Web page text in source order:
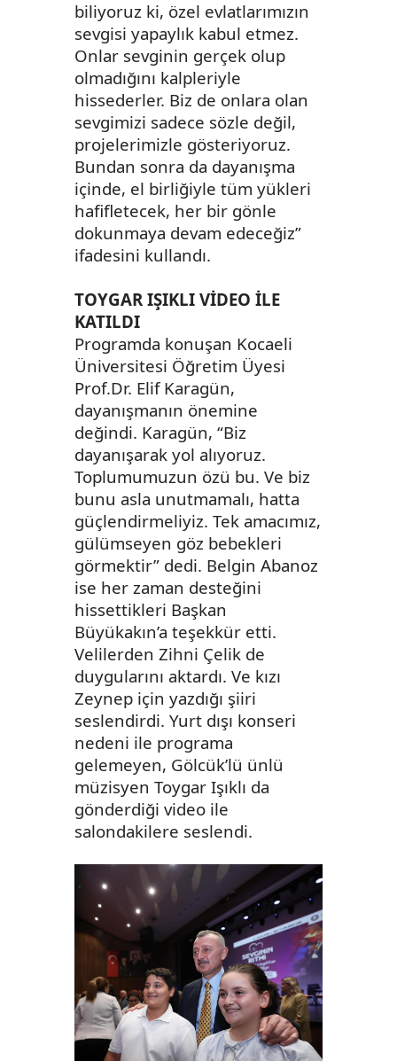
biliyoruz ki, özel evlatlarımızın
sevgisi yapaylık kabul etmez.
Onlar sevginin gerçek olup
olmadığını kalpleriyle
hissederler. Biz de onlara olan
sevgimizi sadece sözle değil,
projelerimizle gösteriyoruz.
Bundan sonra da dayanışma
içinde, el birliğiyle tüm yükleri
hafifletecek, her bir gönle
dokunmaya devam edeceğiz”
ifadesini kullandı.
TOYGAR IŞIKLI VİDEO İLE
KATILDI
Programda konuşan Kocaeli
Üniversitesi Öğretim Üyesi
Prof.Dr. Elif Karagün,
dayanışmanın önemine
değindi. Karagün, “Biz
dayanışarak yol alıyoruz.
Toplumumuzun özü bu. Ve biz
bunu asla unutmamalı, hatta
güçlendirmeliyiz. Tek amacımız,
gülümseyen göz bebekleri
görmektir” dedi. Belgin Abanoz
ise her zaman desteğini
hissettikleri Başkan
Büyükakın’a teşekkür etti.
Velilerden Zihni Çelik de
duygularını aktardı. Ve kızı
Zeynep için yazdığı şiiri
seslendirdi. Yurt dışı konseri
nedeni ile programa
gelemeyen, Gölcük’lü ünlü
müzisyen Toygar Işıklı da
gönderdiği video ile
salondakilere seslendi.